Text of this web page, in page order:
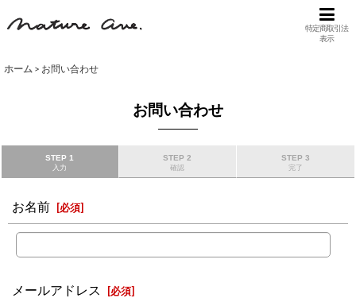
特定商取引法
表示
ホーム > お問い合わせ
お問い合わせ
STEP 1
入力
STEP 2
確認
STEP 3
完了
お名前 [必須]
メールアドレス [必須]